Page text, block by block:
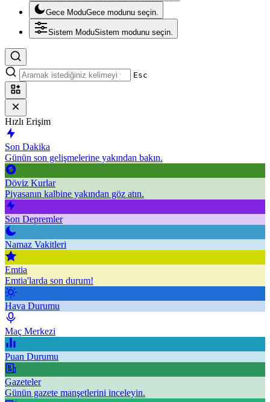
Gece ModuGece modunu seçin.
Sistem ModuSistem modunu seçin.
Esc
Hızlı Erişim
Son Dakika
Günün son gelişmelerine yakından bakın.
Döviz Kurlar
Piyasanın kalbine yakından göz atın.
Son Depremler
Namaz Vakitleri
Emtia
Emtia'larda son durum!
Hava Durumu
Maç Merkezi
Puan Durumu
Gazeteler
Günün gazete manşetlerini inceleyin.